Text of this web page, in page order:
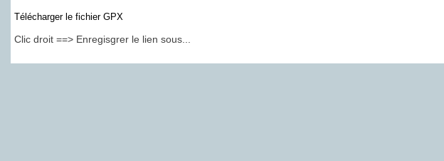
Télécharger le fichier GPX
Clic droit ==> Enregisgrer le lien sous...